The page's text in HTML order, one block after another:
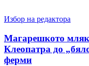
Избор на редактора
Магарешкото
Клеопатра до
ферми